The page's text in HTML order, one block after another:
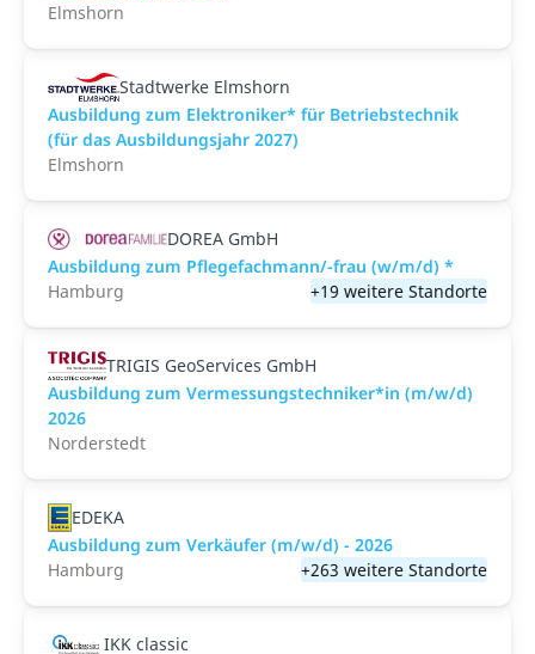
Elmshorn
Stadtwerke Elmshorn
Ausbildung zum Elektroniker* für Betriebstechnik
(für das Ausbildungsjahr 2027)
Elmshorn
DOREA GmbH
Ausbildung zum Pflegefachmann/-frau (w/m/d) *
Hamburg
+19 weitere Standorte
TRIGIS GeoServices GmbH
Ausbildung zum Vermessungstechniker*in (m/w/d)
2026
Norderstedt
EDEKA
Ausbildung zum Verkäufer (m/w/d) - 2026
Hamburg
+263 weitere Standorte
IKK classic